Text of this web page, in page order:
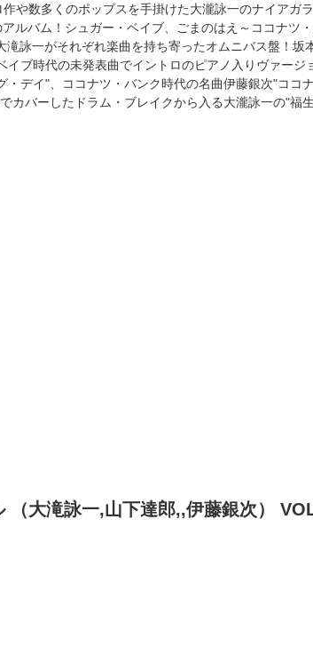
や数多くのポップスを手掛けた大瀧詠一のナイアガ
ルバム！シュガー・ベイブ、ごまのはえ～ココナツ
滝詠一がそれぞれ楽曲を持ち寄ったオムニバス盤！坂
イブ時代の未発表曲でイントロのピアノ入りヴァージ
デイ"、ココナツ・バンク時代の名曲伊藤銀次"ココ
カバーしたドラム・ブレイクから入る大瀧詠一の"福
（大滝詠一,山下達郎,,伊藤銀次）